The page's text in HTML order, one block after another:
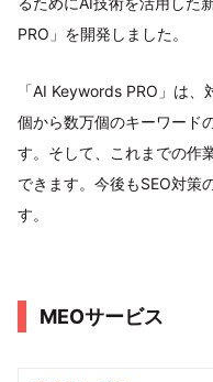
PRO」を開発しました。
「AI Keywords PRO」は
個から数万個のキーワード
す。そして、これまでの作
できます。今後もSEO対策
す。
MEOサービス